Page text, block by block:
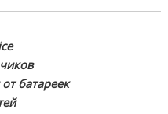
батареек